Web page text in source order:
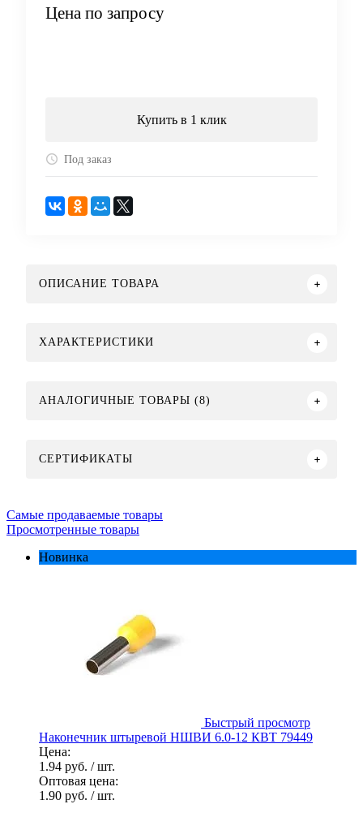
Цена по запросу
Купить в 1 клик
Под заказ
ОПИСАНИЕ ТОВАРА
ХАРАКТЕРИСТИКИ
АНАЛОГИЧНЫЕ ТОВАРЫ (8)
СЕРТИФИКАТЫ
Самые продаваемые товары
Просмотренные товары
Новинка
Быстрый просмотр
Наконечник штыревой НШВИ 6.0-12 КВТ 79449
Цена:
1.94 руб. / шт.
Оптовая цена:
1.90 руб. / шт.